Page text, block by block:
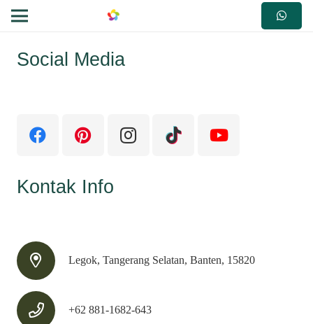
Social Media
Kontak Info
Legok, Tangerang Selatan, Banten, 15820
+62 881-1682-643